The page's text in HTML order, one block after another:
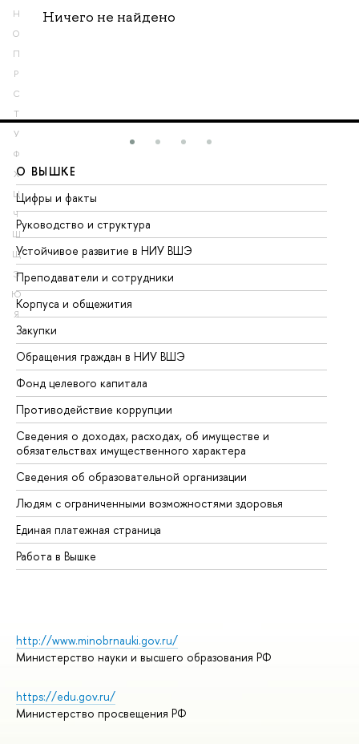
Н
О
П
Р
С
Т
У
Ф
Х
Ц
Ч
Ш
Щ
Э
Ю
Я
Ничего не найдено
О ВЫШКЕ
Цифры и факты
Руководство и структура
Устойчивое развитие в НИУ ВШЭ
Преподаватели и сотрудники
Корпуса и общежития
Закупки
Обращения граждан в НИУ ВШЭ
Фонд целевого капитала
Противодействие коррупции
Сведения о доходах, расходах, об имуществе и
обязательствах имущественного характера
Сведения об образовательной организации
Людям с ограниченными возможностями здоровья
Единая платежная страница
Работа в Вышке
http://www.minobrnauki.gov.ru/
Министерство науки и высшего образования РФ
https://edu.gov.ru/
Министерство просвещения РФ